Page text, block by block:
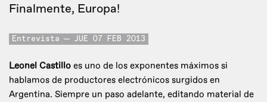
Finalmente, Europa!
Entrevista JUE 07 FEB 2013
Leonel Castillo es uno de los exponentes máximos si
hablamos de productores electrónicos surgidos en
Argentina. Siempre un paso adelante, editando material de